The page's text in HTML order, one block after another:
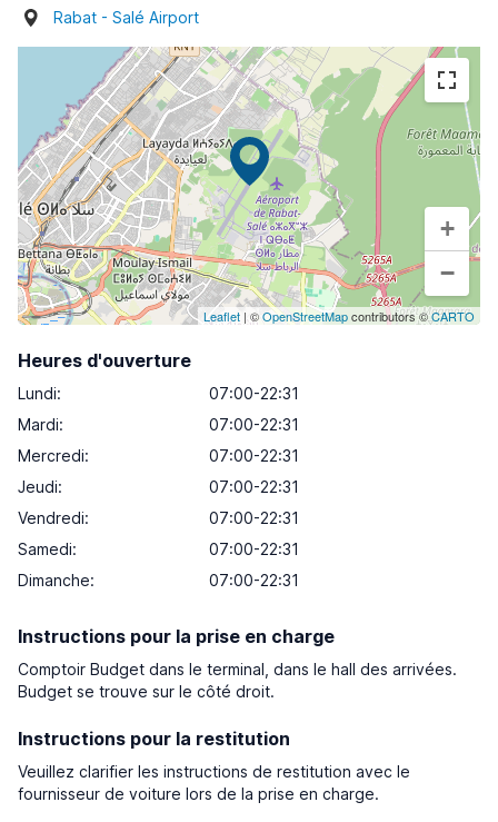
Rabat - Salé Airport
+
−
Leaflet | ©OpenStreetMapcontributors ©CARTO
Heures d'ouverture
Lundi:
07:00-22:31
Mardi:
07:00-22:31
Mercredi:
07:00-22:31
Jeudi:
07:00-22:31
Vendredi:
07:00-22:31
Samedi:
07:00-22:31
Dimanche: 07:00-22:31
Instructions pour la prise en charge
Comptoir Budget dans le terminal, dans le hall des arrivées.
Budget se trouve sur le côté droit.
Instructions pour la restitution
Veuillez clarifier les instructions de restitution avec le
fournisseur de voiture lors de la prise en charge.